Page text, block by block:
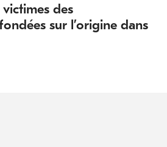
des
sur l’origine dans